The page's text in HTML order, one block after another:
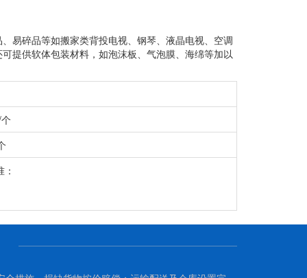
易碎品等如搬家类背投电视、钢琴、液晶电视、空调
提供软体包装材料，如泡沫板、气泡膜、海绵等加以